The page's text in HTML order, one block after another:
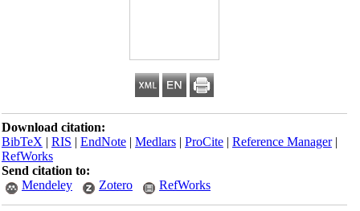
Download citation:
BibTeX|RIS|EndNote|Medlars|ProCite|Reference Manager
RefWorks
Send citation to:
Mendeley
Zotero RefWorks